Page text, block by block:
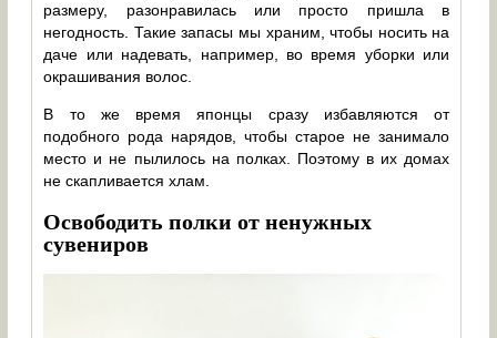
размеру, разонравилась или просто пришла в
негодность. Такие запасы мы храним, чтобы носить на
даче или надевать, например, во время уборки или
окрашивания волос.
В то же время японцы сразу избавляются от
подобного рода нарядов, чтобы старое не занимало
место и не пылилось на полках. Поэтому в их домах
не скапливается хлам.
Освободить полки от ненужных
сувениров